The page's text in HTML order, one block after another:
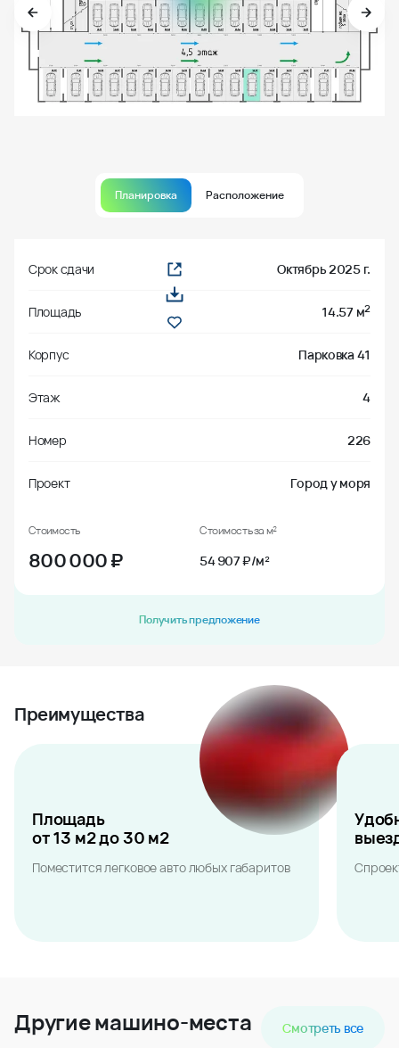
Планировка Расположение
Срок сдачи Октябрь 2025 г.
Площадь 14.57 м2
Корпус Парковка 41
Этаж 4
Номер 226
Проект Город у моря
Стоимость
800 000₽
Стоимость за м²
54 907 ₽/м²
Получить предложение
Преимущества
Площадь
от 13 м2 до 30 м2
Поместится легковое авто любых габаритов
Другие машино-места
Смотреть все